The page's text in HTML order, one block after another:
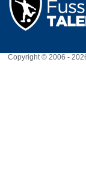
Copyright © 2006 -